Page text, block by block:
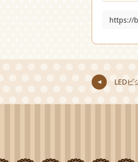
https://
LEDビ